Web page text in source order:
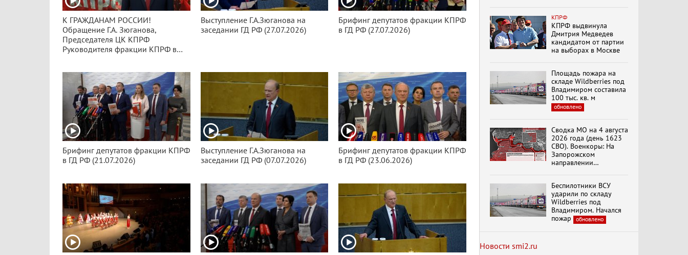
К ГРАЖДАНАМ РОССИИ!
Обращение Г.А. Зюганова,
Председателя ЦК КПРФ
Руководителя фракции КПРФ в
Выступление Г.А.Зюганова на
заседании ГД РФ (27.07.2026)
Брифинг депутатов фракции КПРФ
в ГД РФ (27.07.2026)
Брифинг депутатов фракции КПРФ
в ГД РФ (21.07.2026)
Выступление Г.А.Зюганова на
заседании ГД РФ (07.07.2026)
Брифинг депутатов фракции КПРФ
в ГД РФ (23.06.2026)
Бренды Советской
эпохи "Гжель"
«Безразмерное
Кольцо»
К ГРАЖДАНАМ
Г.А. Зюганова,
Председателя ЦК
КПРФ Руководителя
фракции КПРФ в
Государственной Думе
РФ (28.07.2026)
Документальный
фильм "Империализм и
Менять курс! В.Боглаев,
И.Буданов, А.Лежава,
Н.Останина
КПРФ
КПРФ выдвинула
Дмитрия Медведев
кандидатом от партии
на выборах в Москве
Площадь пожара на
складе Wildberries под
Владимиром составила
100 тыс. кв. м
обновлено
Сводка МО на 4 августа
2026 года (день 1623
СВО). Военкоры: На
Запорожском
направлении
Степногорска
Беспилотники ВСУ
ударили по складу
Wildberries под
Владимиром. Начался
пожар
обновлено
Новости smi2.ru